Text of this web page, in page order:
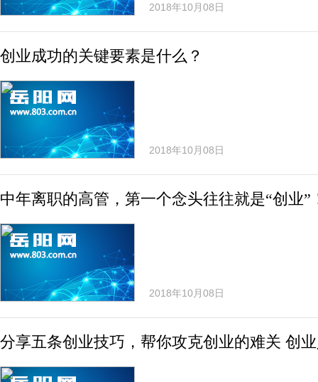
2018年10月08日
创业成功的关键要素是什么？
2018年10月08日
中年离职的高管，第一个念头往往就是“创业”
2018年10月08日
分享五条创业技巧，帮你攻克创业的难关 创